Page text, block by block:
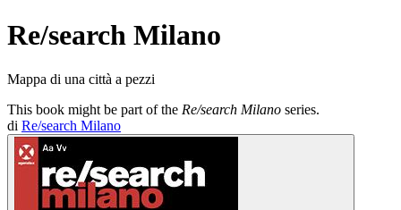
Re/search Milano
Mappa di una città a pezzi
This book might be part of the Re/search Milano series.
di Re/search Milano